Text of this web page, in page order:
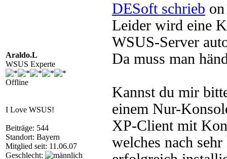
Araldo.L
WSUS Experte
Offline
I Love WSUS!
Beiträge: 544
Standort: Bayern
Mitglied seit: 11.06.07
Geschlecht:
DESoft schrieb
Leider wird eine
WSUS-Server
Da muss man
Kannst du mir
einem Nur-
XP-Client mit
welches nach